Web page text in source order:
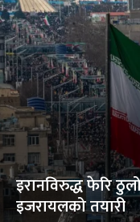
इरानविरुद्ध फेरि
इजरायलको तयारी